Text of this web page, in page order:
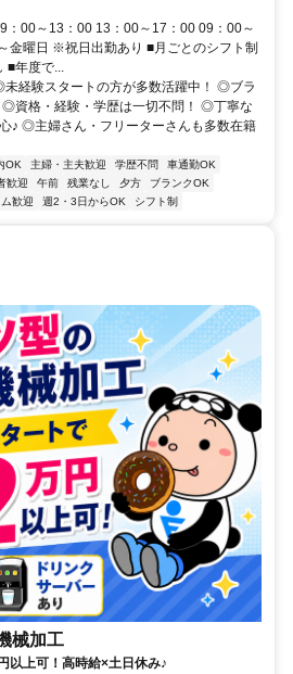
：00～13：00 13：00～17：00 09：00～
金曜日 ※祝日出勤あり ■月ごとのシフト制
年度で...
経験スタートの方が多数活躍中！ ◎ブラ
◎資格・経験・学歴は一切不問！ ◎丁寧な
♪ ◎主婦さん・フリーターさんも多数在籍
OK 主婦・主夫歓迎 学歴不問
車通勤OK
歓迎 午前 残業なし 夕方
ブランクOK
歓迎 週2・3日からOK シフト制
械加工
以上可！高時給×土日休み♪